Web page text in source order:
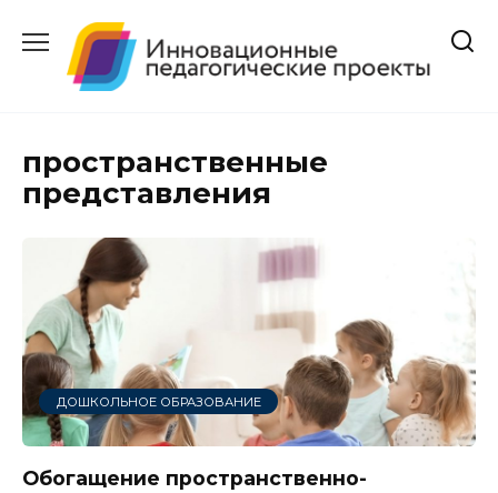
содержанию
пространственные
представления
ДОШКОЛЬНОЕ ОБРАЗОВАНИЕ
Обогащение пространственно-